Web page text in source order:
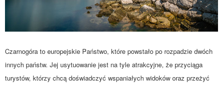
Czarnogóra to europejskie Państwo, które powstało po rozpadzie dwóch
innych państw. Jej usytuowanie jest na tyle atrakcyjne, że przyciąga
turystów, którzy chcą doświadczyć wspaniałych widoków oraz przeżyć